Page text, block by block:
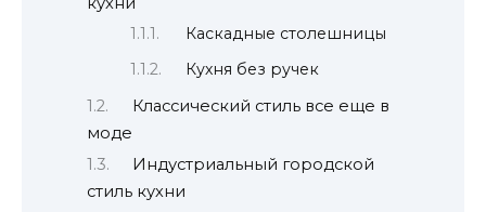
Каскадные столешницы
Кухня без ручек
Классический стиль все еще в
моде
Индустриальный городской
стиль кухни